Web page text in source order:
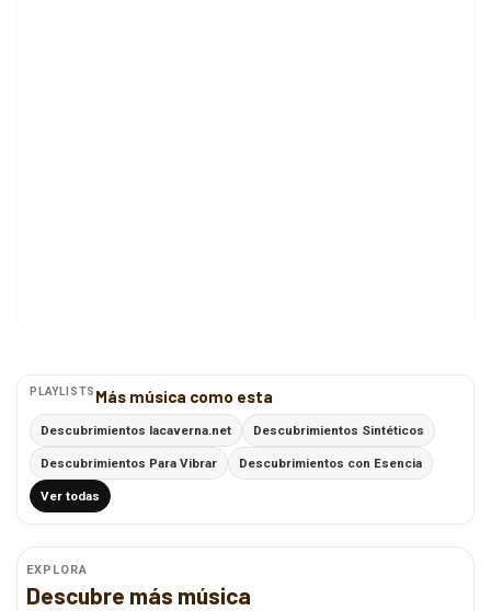
PLAYLISTS Más música como esta
Descubrimientos lacaverna.net Descubrimientos Sintéticos
Descubrimientos Para Vibrar Descubrimientos con Esencia
Ver todas
EXPLORA
Descubre más música